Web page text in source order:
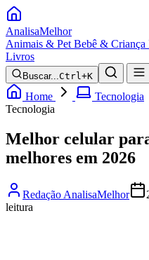
AnalisaMelhor
Animais & Pet Bebê & Criança
Livros
Buscar...Ctrl+K
Home
Tecnologia
Tecnologia
Melhor celular
melhores em 2026
Redação AnalisaMelhor
leitura